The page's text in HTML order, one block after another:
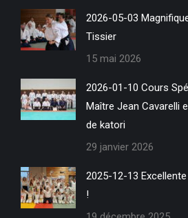
s'ouvre
dans
une
fenêtre
Web
s'ouvre
dans
nouvelle
fenêtre
2026-05-03
Tissier
15 mai 2026
2026-01-10 Cours
Maître Jean Cavarelli
de katori
29 janvier 2026
2025-12-13
!